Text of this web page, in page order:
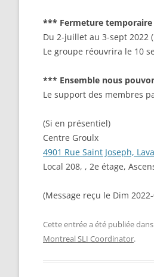
*** Fermeture temporaire
Du 2-juillet au 3-sept 2022
Le groupe réouvrira le 10
*** Ensemble nous
Le support des membres
(Si en présentiel)
Centre Groulx
4901 Rue Saint Joseph,
Local 208, , 2e étage,
(Message reçu le Dim
Cette entrée a été publiée dans
Montreal SLI Coordinator.